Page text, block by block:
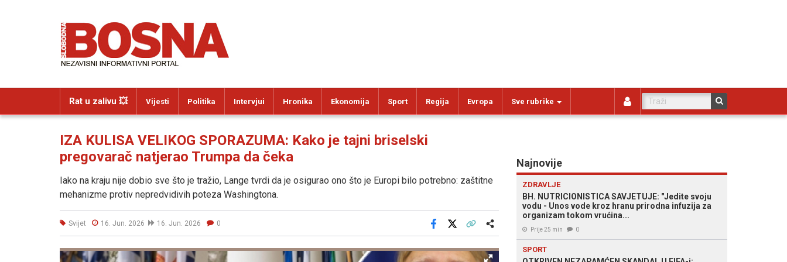
Rat u zalivu 💥 Vijesti Politika Intervjui Hronika Ekonomija Sport Regija Evropa Sve rubrike
IZA KULISA VELIKOG SPORAZUMA: Kako je tajni briselski
pregovarač natjerao Trumpa da čeka
Iako na kraju nije dobio sve što je tražio, Lange tvrdi da je osigurao ono što je Europi bilo potrebno: zaštitne
mehanizme protiv nepredvidivih poteza Washingtona.
Svijet 16. Jun. 2026 16. Jun. 2026 0
Facebook
Najnovije
ZDRAVLJE
BH. NUTRICIONISTICA SAVJETUJE: "Jedite svoju
vodu - Unos vode kroz hranu prirodna infuzija za
organizam tokom vrućina...
Prije 25 min 0
SPORT